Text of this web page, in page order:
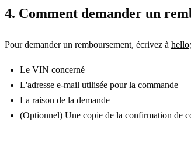
4. Comment demander un
Pour demander un remboursement, écrivez à
Le VIN concerné
L'adresse e-mail utilisée pour la commande
La raison de la demande
(Optionnel) Une copie de la confirmation de